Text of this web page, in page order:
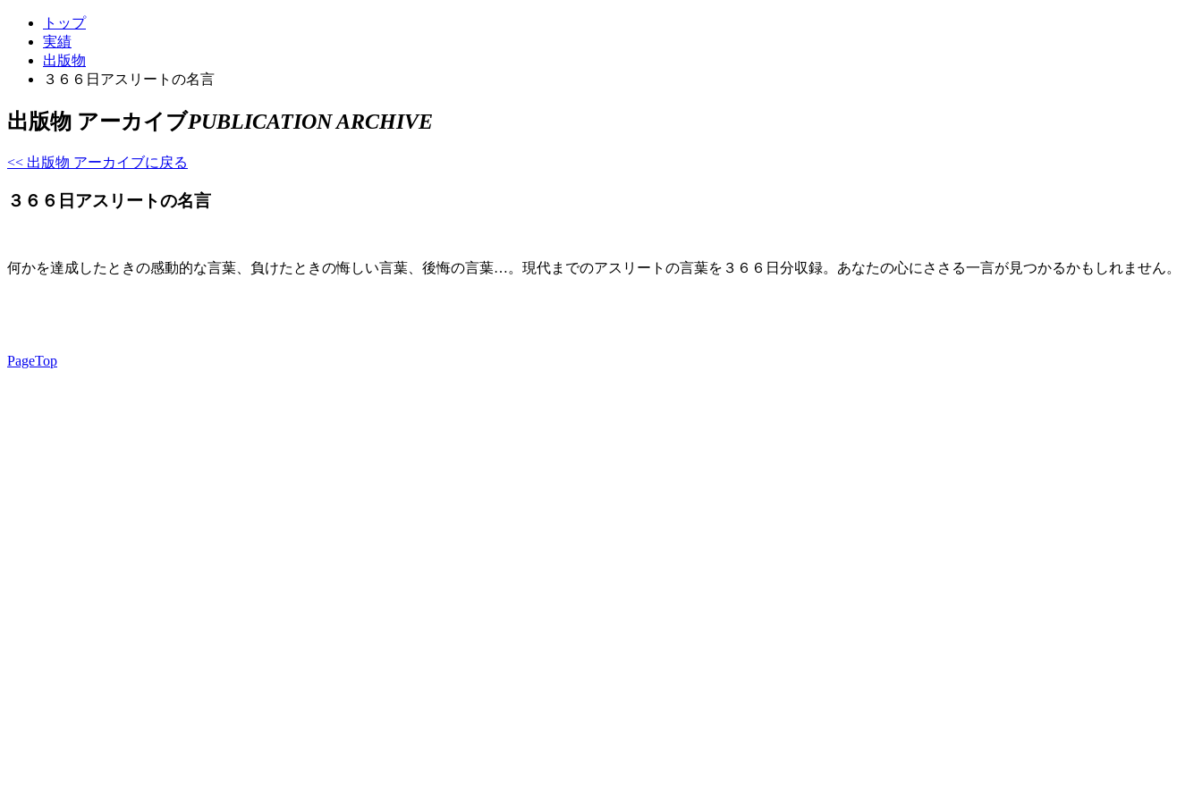
トップ
実績
出版物
３６６日アスリートの名言
出版物 アーカイブPUBLICATION ARCHIVE
<< 出版物 アーカイブに戻る
３６６日アスリートの名言
何かを達成したときの感動的な言葉、負けたときの悔しい言葉、後悔の言葉…。現代までのアスリートの言葉を３６６日分収録。あなたの心にささる一言が見つかるかもしれません。
PageTop